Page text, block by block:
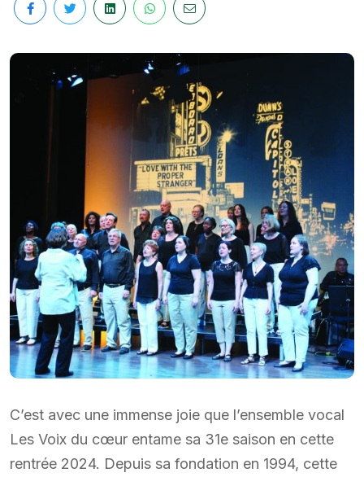
C’est avec une immense joie que l’ensemble vocal
Les Voix du cœur entame sa 31e saison en cette
rentrée 2024. Depuis sa fondation en 1994, cette